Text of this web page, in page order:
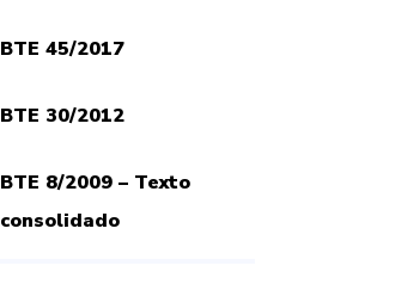
BTE 45/2017
BTE 30/2012
BTE 8/2009 – Texto
consolidado